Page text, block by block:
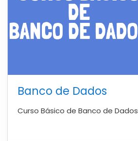
Banco de Dados
Curso Básico de Banco de Dados